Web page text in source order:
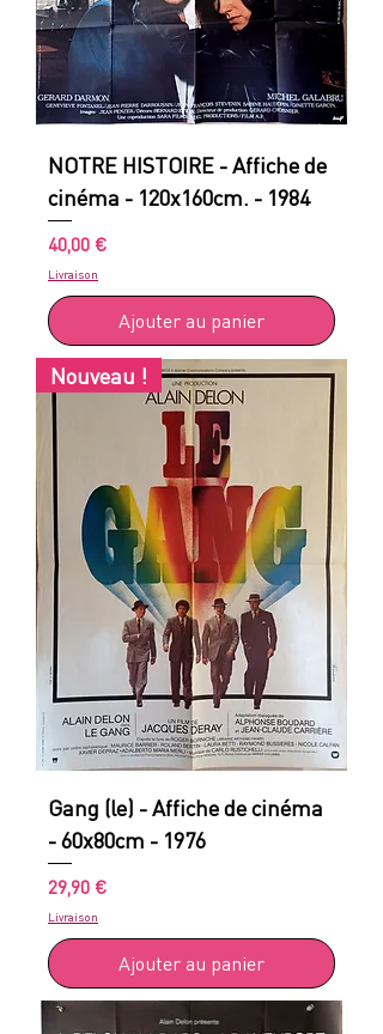
NOTRE HISTOIRE - Affiche de
cinéma - 120x160cm. - 1984
Prix
40,00 €
Livraison
Ajouter au panier
Nouveau !
Gang (le) - Affiche de cinéma
- 60x80cm - 1976
Prix
29,90 €
Livraison
Ajouter au panier